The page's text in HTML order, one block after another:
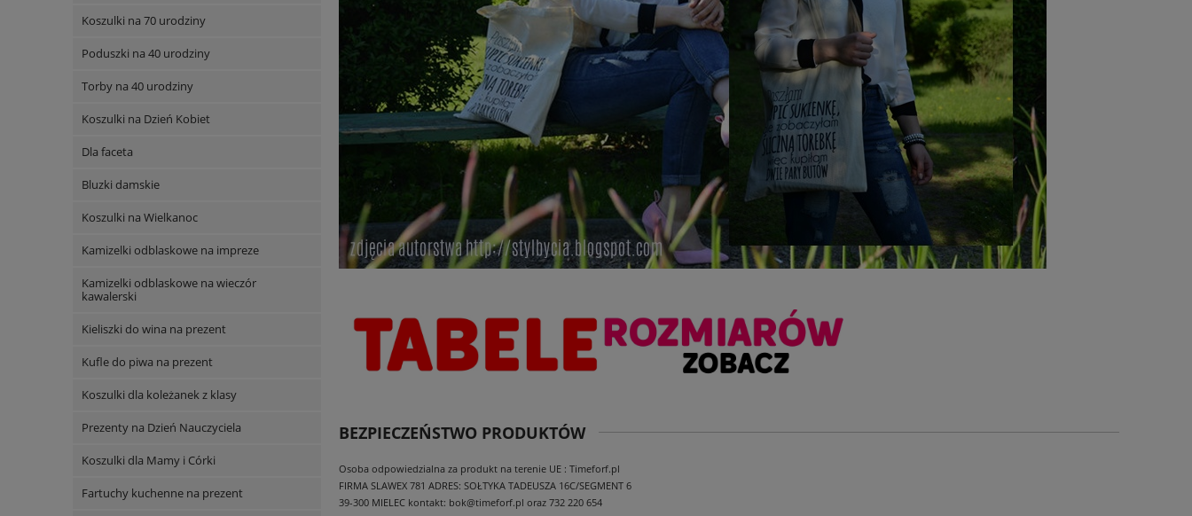
Koszulki na 70 urodziny
Poduszki na 40 urodziny
Torby na 40 urodziny
Koszulki na Dzień Kobiet
Dla faceta
Bluzki damskie
Koszulki na Wielkanoc
Kamizelki odblaskowe na impreze
Kamizelki odblaskowe na wieczór
kawalerski
Kieliszki do wina na prezent
Kufle do piwa na prezent
Koszulki dla koleżanek z klasy
Prezenty na Dzień Nauczyciela
Koszulki dla Mamy i Córki
Fartuchy kuchenne na prezent
BEZPIECZEŃSTWO PRODUKTÓW
Osoba odpowiedzialna za produkt na terenie UE : Timeforf.pl
FIRMA SLAWEX 781 ADRES: SOŁTYKA TADEUSZA 16C/SEGMENT 6
39-300 MIELEC kontakt: bok@timeforf.pl oraz 732 220 654